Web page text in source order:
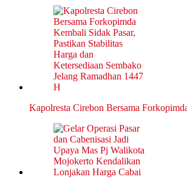
Kapolresta Cirebon Bersama